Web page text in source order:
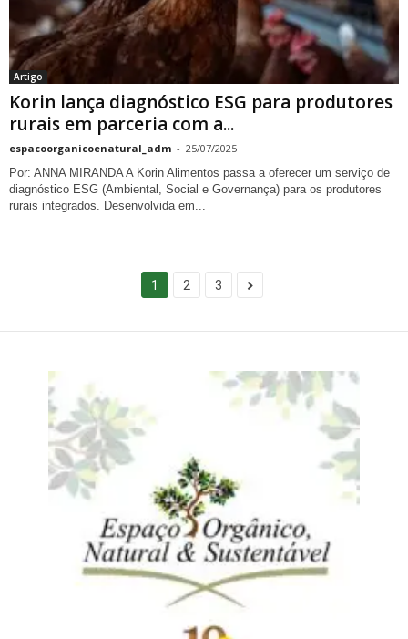
Artigo
Korin lança diagnóstico ESG para produtores
rurais em parceria com a...
espacoorganicoenatural_adm - 25/07/2025
Por: ANNA MIRANDA A Korin Alimentos passa a oferecer um serviço de
diagnóstico ESG (Ambiental, Social e Governança) para os produtores
rurais integrados. Desenvolvida em...
1 2 3